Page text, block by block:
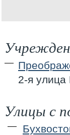
2-я улица
Улицы с